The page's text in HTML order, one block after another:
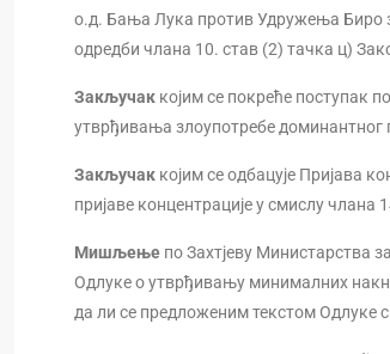
о.д. Бања Лука против Удружења Биро
одредби члана 10. став (2) тачка ц)
Закључак којим се покреће поступак
утврђивања злоупотребе доминантног
Закључак којим се одбацује Пријава
пријаве концентрације у смислу члана
Мишљење по Захтјеву Министарства
Одлуке о утврђивању минималних
да ли се предложеним текстом Одлуке